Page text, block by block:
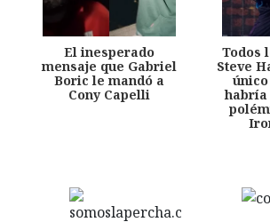
El inesperado
mensaje que Gabriel
Boric le mandó a
Cony Capelli
Todos
Steve
habría